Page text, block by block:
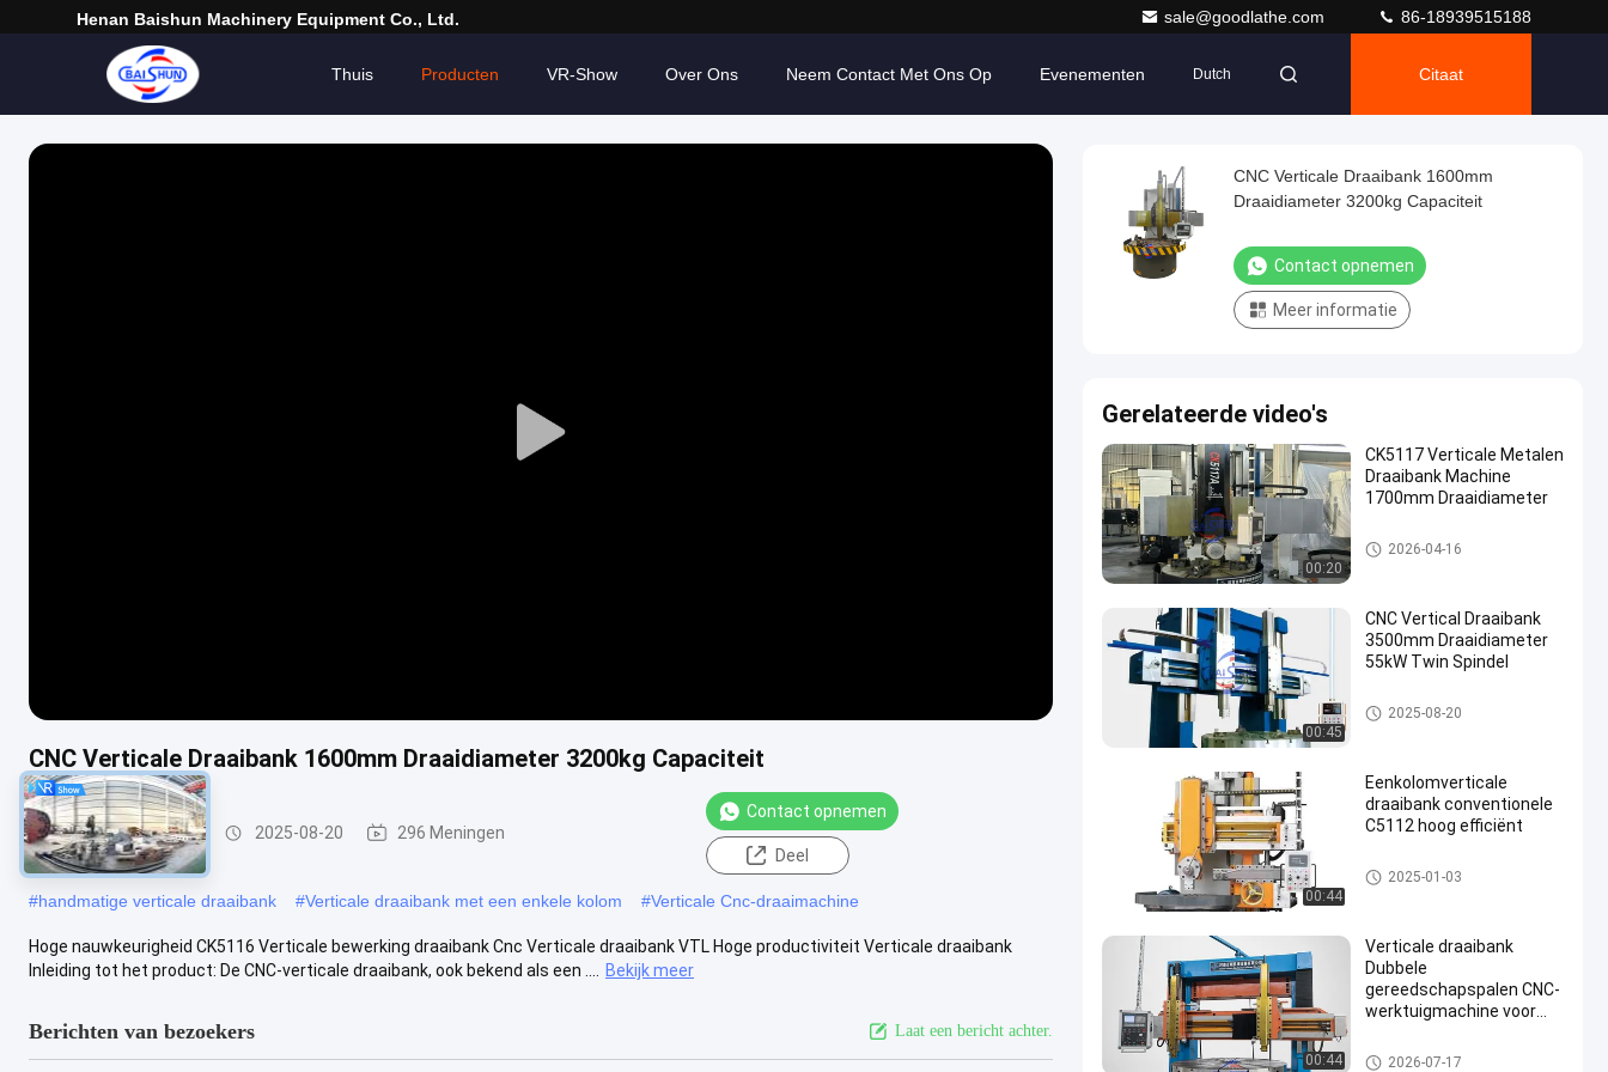
Henan Baishun Machinery Equipment Co., Ltd. sale@goodlathe.com 86-18939515188
Thuis Producten VR-Show Over Ons Neem Contact Met Ons Op Evenementen Dutch Citaat
Play
CNC Verticale Draaibank 1600mm Draaidiameter 3200kg Capaciteit
Verticale draaibank 2025-08-20 296 Meningen
Contact opnemen
Deel
#handmatige verticale draaibank #Verticale draaibank met een enkele kolom #Verticale Cnc-draaimachine
Hoge nauwkeurigheid CK5116 Verticale bewerking draaibank Cnc Verticale draaibank VTL Hoge productiviteit Verticale draaibank
Inleiding tot het product: De CNC-verticale draaibank, ook bekend als een ....
Bekijk meer
Berichten van bezoekers Laat een bericht achter.
CNC Verticale Draaibank 1600mm
Draaidiameter 3200kg Capaciteit
Contact opnemen
Meer informatie
Gerelateerde video's
00:20
CK5117 Verticale Metalen
Draaibank Machine
1700mm Draaidiameter
Verticale draaibank
2026-04-16
00:45
CNC Vertical Draaibank
3500mm Draaidiameter
55kW Twin Spindel
Verticale draaibank
2025-08-20
00:44
Eenkolomverticale
draaibank conventionele
C5112 hoog efficiënt
Verticale draaibank
2025-01-03
00:44
Verticale draaibank
Dubbele
gereedschapspalen CNC-
werktuigmachine voor
Verticale draaibank
2026-07-17